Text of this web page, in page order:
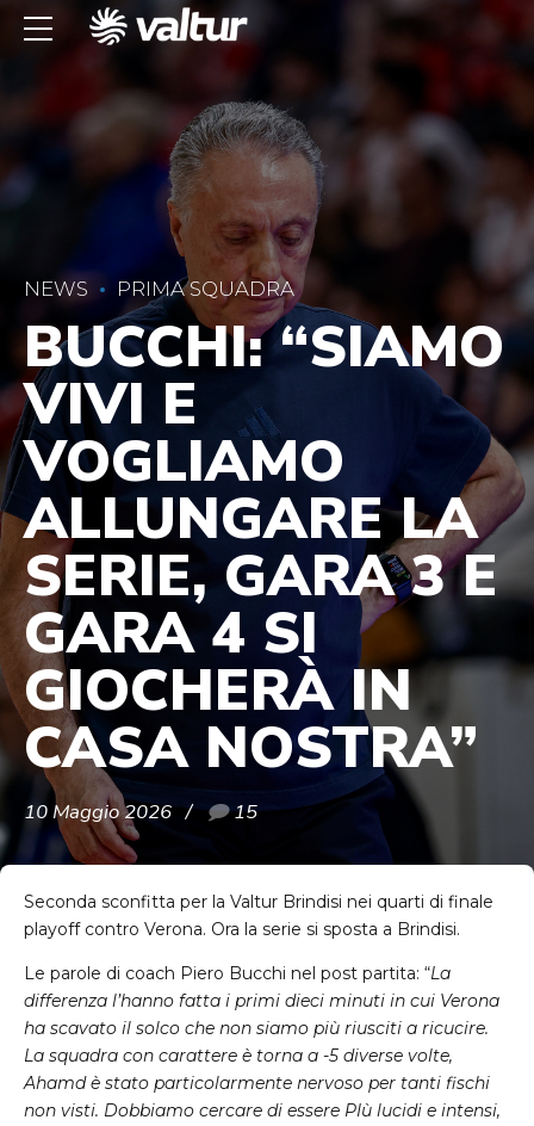
NEWS PRIMA SQUADRA
BUCCHI: “SIAMO
VIVI E
VOGLIAMO
ALLUNGARE LA
SERIE, GARA 3 E
GARA 4 SI
GIOCHERÀ IN
CASA NOSTRA”
10 Maggio 2026 15
Seconda sconfitta per la Valtur Brindisi nei quarti di finale
playoff contro Verona. Ora la serie si sposta a Brindisi.
Le parole di coach Piero Bucchi nel post partita: “La
differenza l’hanno fatta i primi dieci minuti in cui Verona
ha scavato il solco che non siamo più riusciti a ricucire.
La squadra con carattere è torna a -5 diverse volte,
Ahamd è stato particolarmente nervoso per tanti fischi
non visti. Dobbiamo cercare di essere PIù lucidi e intensi,